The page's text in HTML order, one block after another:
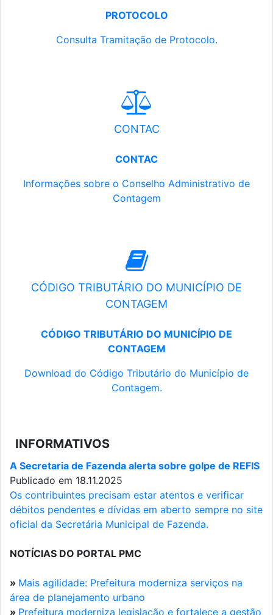
PROTOCOLO
Consulta Tramitação de Protocolo.
CONTAC
CONTAC
Informações sobre o Conselho Administrativo de
Contagem
CÓDIGO TRIBUTÁRIO DO MUNICÍPIO DE
CONTAGEM
CÓDIGO TRIBUTÁRIO DO MUNICÍPIO DE
CONTAGEM
Download do Código Tributário do Município de
Contagem.
INFORMATIVOS
A Secretaria de Fazenda alerta sobre golpe de REFIS
Publicado em 18.11.2025
Os contribuintes precisam estar atentos e verificar
débitos pendentes e dívidas em aberto sempre no site
oficial da Secretária Municipal de Fazenda.
NOTÍCIAS DO PORTAL PMC
» Mais agilidade: Prefeitura moderniza serviços na
área de planejamento urbano
» Prefeitura moderniza legislação e fortalece a gestão